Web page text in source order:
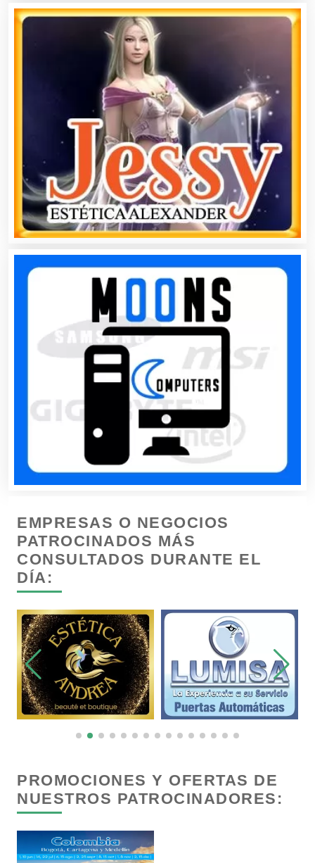
Bares y Cantinas
Bebidas
Bordados y Estampados
Boutiques
Cafeterías
Cajas de Ahorro
Cámaras de Comercio
Camiones para Fletes
Cancelería de Aluminio
Carnicerías
Carpinterías
Centros Comerciales
Centros de Nutrición
Centros Turísticos
EMPRESAS O NEGOCIOS
PATROCINADOS MÁS
CONSULTADOS DURANTE EL
DÍA:
PROMOCIONES Y OFERTAS DE
NUESTROS PATROCINADORES: